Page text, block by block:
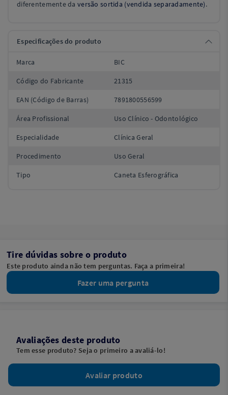
diferentemente daversão sortida (vendida separadamente).
Especificações do produto
Marca BIC
Código do Fabricante 21315
EAN (Código de Barras) 7891800556599
Área Profissional Uso Clínico - Odontológico
Especialidade Clínica Geral
Procedimento Uso Geral
Tipo Caneta Esferográfica
Tire dúvidas sobre o produto
Este produto ainda não tem perguntas. Faça a primeira!
Fazer uma pergunta
Avaliações deste produto
Tem esse produto? Seja o primeiro a avaliá-lo!
Avaliar produto